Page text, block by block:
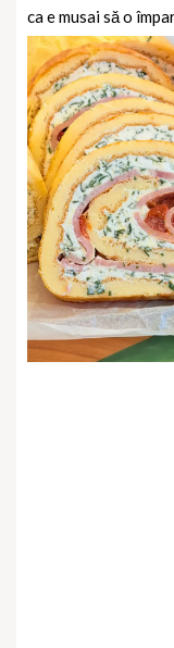
ca e musai să o